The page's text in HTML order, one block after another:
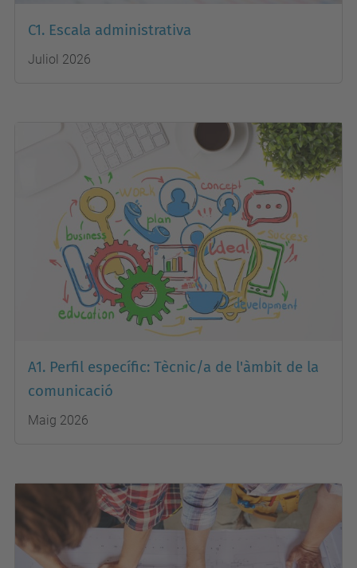
C1. Escala administrativa
Juliol 2026
A1. Perfil específic: Tècnic/a de l'àmbit de la
comunicació
Maig 2026